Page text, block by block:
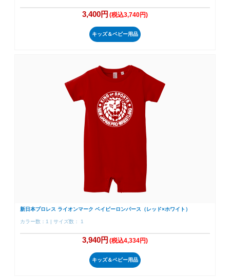
3,400円 (税込3,740円)
キッズ＆ベビー用品
新日本プロレス ライオンマーク ベイビーロンパース（レッド×ホワイト）
カラー数：1 | サイズ数： 1
3,940円 (税込4,334円)
キッズ＆ベビー用品